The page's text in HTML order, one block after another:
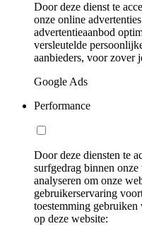
Door deze dienst te
onze online
advertentieaanbod
versleutelde
aanbieders, voor zover
Google Ads
Performance
Door deze diensten te
surfgedrag binnen
analyseren om onze
gebruikerservaring
toestemming gebruiken
op deze website: